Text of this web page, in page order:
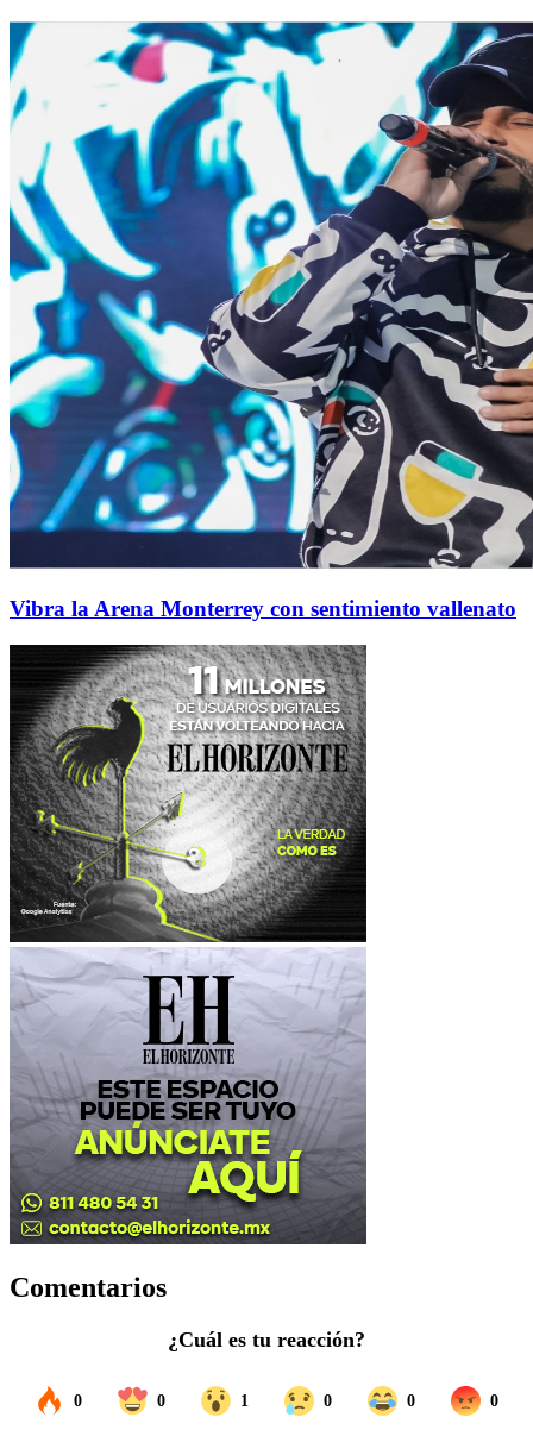
Vibra la Arena Monterrey con sentimiento vallenato
Comentarios